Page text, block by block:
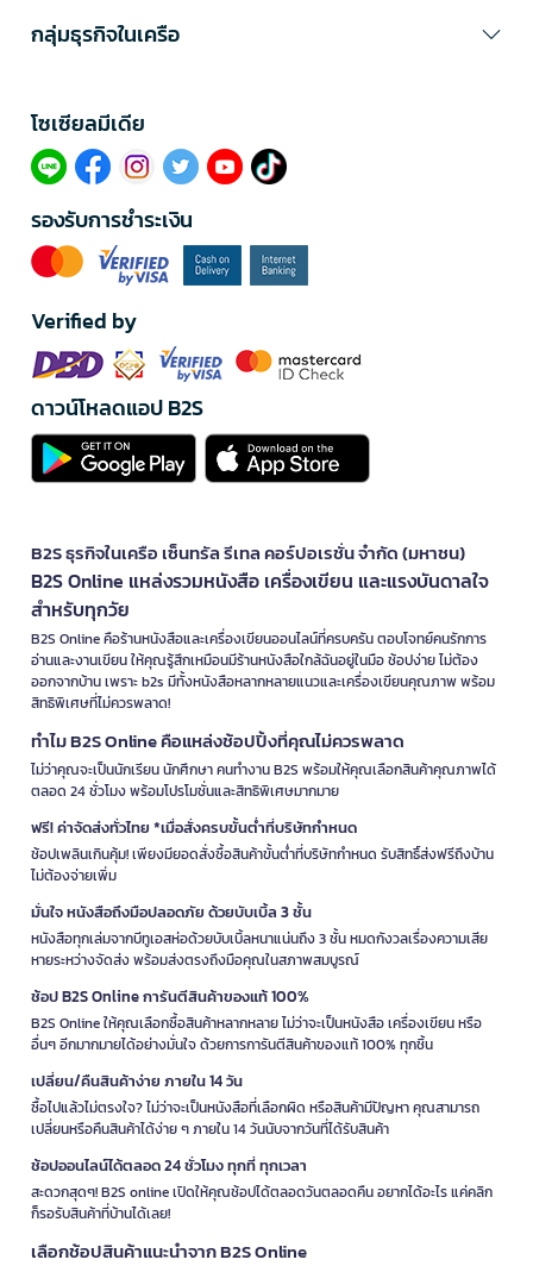
กลุ่มธุรกิจในเครือ
โซเซียลมีเดีย​
รองรับการชำระเงิน
Verified by
ดาวน์โหลดแอป B2S
B2S ธุรกิจในเครือ เซ็นทรัล รีเทล คอร์ปอเรชั่น จำกัด (มหาชน)
B2S Online แหล่งรวมหนังสือ เครื่องเขียน และแรงบันดาลใจ
สำหรับทุกวัย
B2S Online คือร้านหนังสือและเครื่องเขียนออนไลน์ที่ครบครัน ตอบโจทย์คนรักการ
อ่านและงานเขียน ให้คุณรู้สึกเหมือนมีร้านหนังสือใกล้ฉันอยู่ในมือ ช้อปง่าย ไม่ต้อง
ออกจากบ้าน เพราะ b2s มีทั้งหนังสือหลากหลายแนวและเครื่องเขียนคุณภาพ พร้อม
สิทธิพิเศษที่ไม่ควรพลาด!
ทำไม B2S Online คือแหล่งช้อปปิ้งที่คุณไม่ควรพลาด
ไม่ว่าคุณจะเป็นนักเรียน นักศึกษา คนทำงาน B2S พร้อมให้คุณเลือกสินค้าคุณภาพได้
ตลอด 24 ชั่วโมง พร้อมโปรโมชั่นและสิทธิพิเศษมากมาย
ฟรี! ค่าจัดส่งทั่วไทย *เมื่อสั่งครบขั้นต่ำที่บริษัทกำหนด
ช้อปเพลินเกินคุ้ม! เพียงมียอดสั่งซื้อสินค้าขั้นต่ำที่บริษัทกำหนด รับสิทธิ์ส่งฟรีถึงบ้าน
ไม่ต้องจ่ายเพิ่ม
มั่นใจ หนังสือถึงมือปลอดภัย ด้วยบับเบิ้ล 3 ชั้น
หนังสือทุกเล่มจากบีทูเอสห่อด้วยบับเบิ้ลหนาแน่นถึง 3 ชั้น หมดกังวลเรื่องความเสีย
หายระหว่างจัดส่ง พร้อมส่งตรงถึงมือคุณในสภาพสมบูรณ์
ช้อป B2S Online การันตีสินค้าของแท้ 100%
B2S Online ให้คุณเลือกซื้อสินค้าหลากหลาย ไม่ว่าจะเป็นหนังสือ เครื่องเขียน หรือ
อื่นๆ อีกมากมายได้อย่างมั่นใจ ด้วยการการันตีสินค้าของแท้ 100% ทุกชิ้น
เปลี่ยน/คืนสินค้าง่าย ภายใน 14 วัน
ซื้อไปแล้วไม่ตรงใจ? ไม่ว่าจะเป็นหนังสือที่เลือกผิด หรือสินค้ามีปัญหา คุณสามารถ
เปลี่ยนหรือคืนสินค้าได้ง่าย ๆ ภายใน 14 วันนับจากวันที่ได้รับสินค้า
ช้อปออนไลน์ได้ตลอด 24 ชั่วโมง ทุกที่ ทุกเวลา
สะดวกสุดๆ! B2S online เปิดให้คุณช้อปได้ตลอดวันตลอดคืน อยากได้อะไร แค่คลิก
ก็รอรับสินค้าที่บ้านได้เลย!
เลือกช้อปสินค้าแนะนำจาก B2S Online